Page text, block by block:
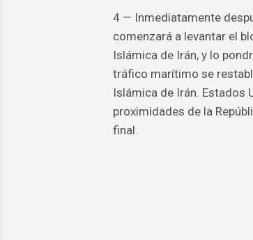
4 — Inmediatamente
comenzará a levantar el
Islámica de Irán, y lo
tráfico marítimo se
Islámica de Irán. Estados
proximidades de la
final.